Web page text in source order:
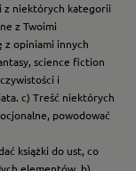
z niektórych kategorii
z Twoimi
z opiniami innych
science fiction
i
c) Treść niektórych
powodować
książki do ust, co